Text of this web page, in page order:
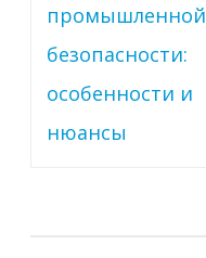
по
записям
промышленной
безопасности:
особенности и
нюансы